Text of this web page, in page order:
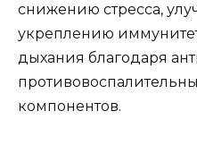
снижению стресса,
укреплению
дыхания благодаря
компонентов.